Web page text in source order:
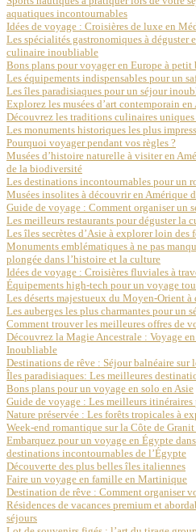
aquatiques incontournables
Idées de voyage : Croisières de luxe en
Les spécialités gastronomiques à déguster
culinaire inoubliable
Bons plans pour voyager en Europe à petit
Les équipements indispensables pour un
Les îles paradisiaques pour un séjour
Explorez les musées d’art contemporain
Découvrez les traditions culinaires uniques
Les monuments historiques les plus
Pourquoi voyager pendant vos règles ?
Musées d’histoire naturelle à visiter en
de la biodiversité
Les destinations incontournables pour un
Musées insolites à découvrir en Amérique
Guide de voyage : Comment organiser un
Les meilleurs restaurants pour déguster la
Les îles secrètes d’Asie à explorer loin des
Monuments emblématiques à ne pas
plongée dans l’histoire et la culture
Idées de voyage : Croisières fluviales à
Équipements high-tech pour un voyage
Les déserts majestueux du Moyen-Orient
Les auberges les plus charmantes pour un
Comment trouver les meilleures offres de
Découvrez la Magie Ancestrale : Voyage
Inoubliable
Destinations de rêve : Séjour balnéaire sur
Îles paradisiaques: Les meilleures
Bons plans pour un voyage en solo en Asie
Guide de voyage : Les meilleurs
Nature préservée : Les forêts tropicales à
Week-end romantique sur la Côte de Granit
Embarquez pour un voyage en Égypte
destinations incontournables de l’Égypte
Découverte des plus belles îles italiennes
Faire un voyage en famille en Martinique
Destination de rêve : Comment organiser
Résidences de vacances premium et
séjours